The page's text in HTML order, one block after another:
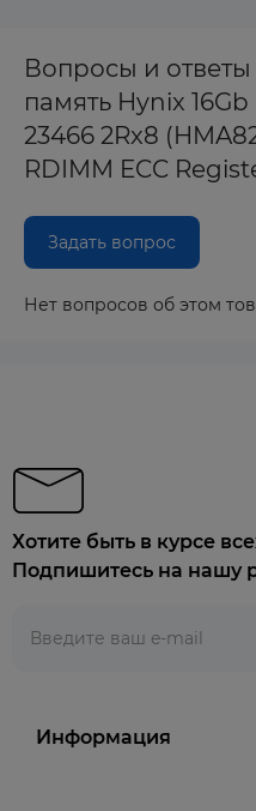
Вопросы и
память Hynix
23466 2Rx8
RDIMM ECC
Задать вопрос
Нет вопросов об этом
Хотите быть в курсе
Подпишитесь на нашу
Информация